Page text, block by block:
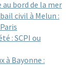
bord de la mer
civil à Melun :
: SCPI ou
à Bayonne :